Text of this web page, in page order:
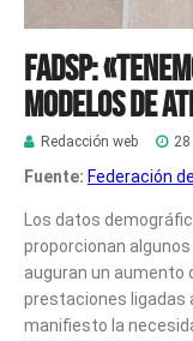
FADSP:
modelos de
Redacción web
Fuente: Federación
Los datos
proporcionan
auguran un aumento
prestaciones ligadas
manifiesto la